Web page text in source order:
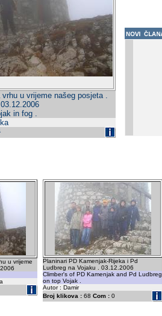
u vrijeme našeg posjeta .
in fog .
u vrijeme
Planinari PD Kamenjak-Rijeka i Pd
Ludbreg na Vojaku . 03.12.2006
Climber's of PD Kamenjak and Pd Ludbreg
on top Vojak .
Autor : Damir
Broj klikova : 68 Com : 0